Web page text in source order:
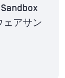
ェアサン